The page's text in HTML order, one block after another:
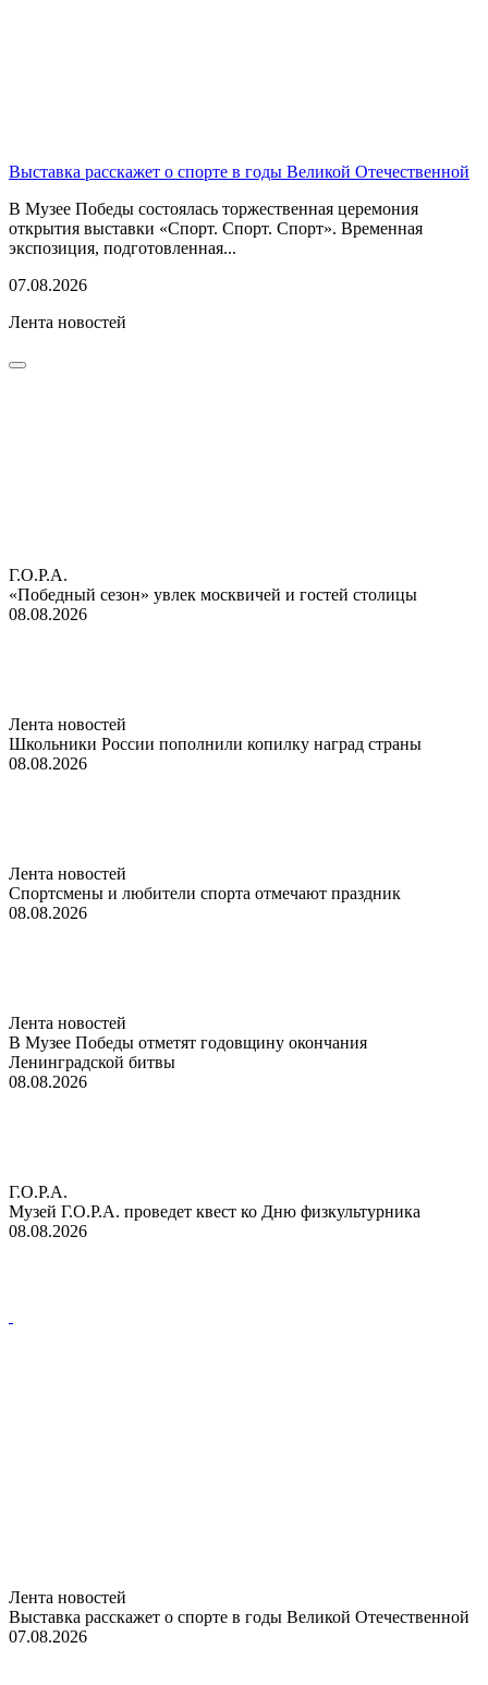
Выставка расскажет о спорте в годы Великой Отечественной
В Музее Победы состоялась торжественная церемония
открытия выставки «Спорт. Спорт. Спорт». Временная
экспозиция, подготовленная...
07.08.2026
Лента новостей
Г.О.Р.А.
«Победный сезон» увлек москвичей и гостей столицы
08.08.2026
Лента новостей
Школьники России пополнили копилку наград страны
08.08.2026
Лента новостей
Спортсмены и любители спорта отмечают праздник
08.08.2026
Лента новостей
В Музее Победы отметят годовщину окончания
Ленинградской битвы
08.08.2026
Г.О.Р.А.
Музей Г.О.Р.А. проведет квест ко Дню физкультурника
08.08.2026
Лента новостей
Выставка расскажет о спорте в годы Великой Отечественной
07.08.2026